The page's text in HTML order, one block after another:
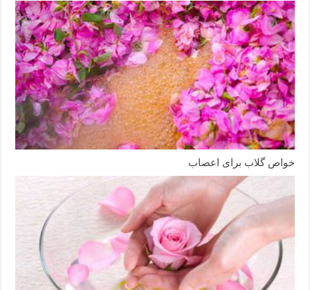
خواص گلاب برای اعصاب